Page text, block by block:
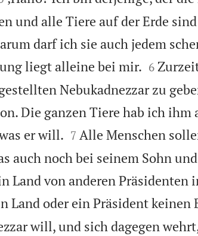
und alle Tiere auf der Erde
darf ich sie auch jedem
liegt alleine bei mir.
6
Nebukadnezzar zu
Die ganzen Tiere hab ich ihm
er will.
7 Alle Menschen
auch noch bei seinem Sohn
Land von anderen Präsidenten
Land oder ein Präsident keinen
will, und sich dagegen